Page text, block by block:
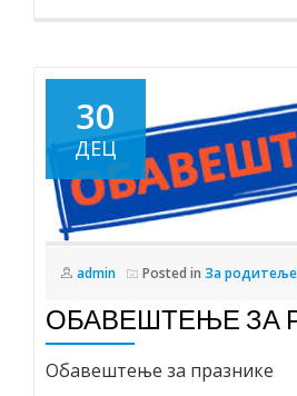
30
ДЕЦ
admin Posted in За родитеље
ОБАВЕШТЕЊЕ ЗА
Oбавештење за празнике